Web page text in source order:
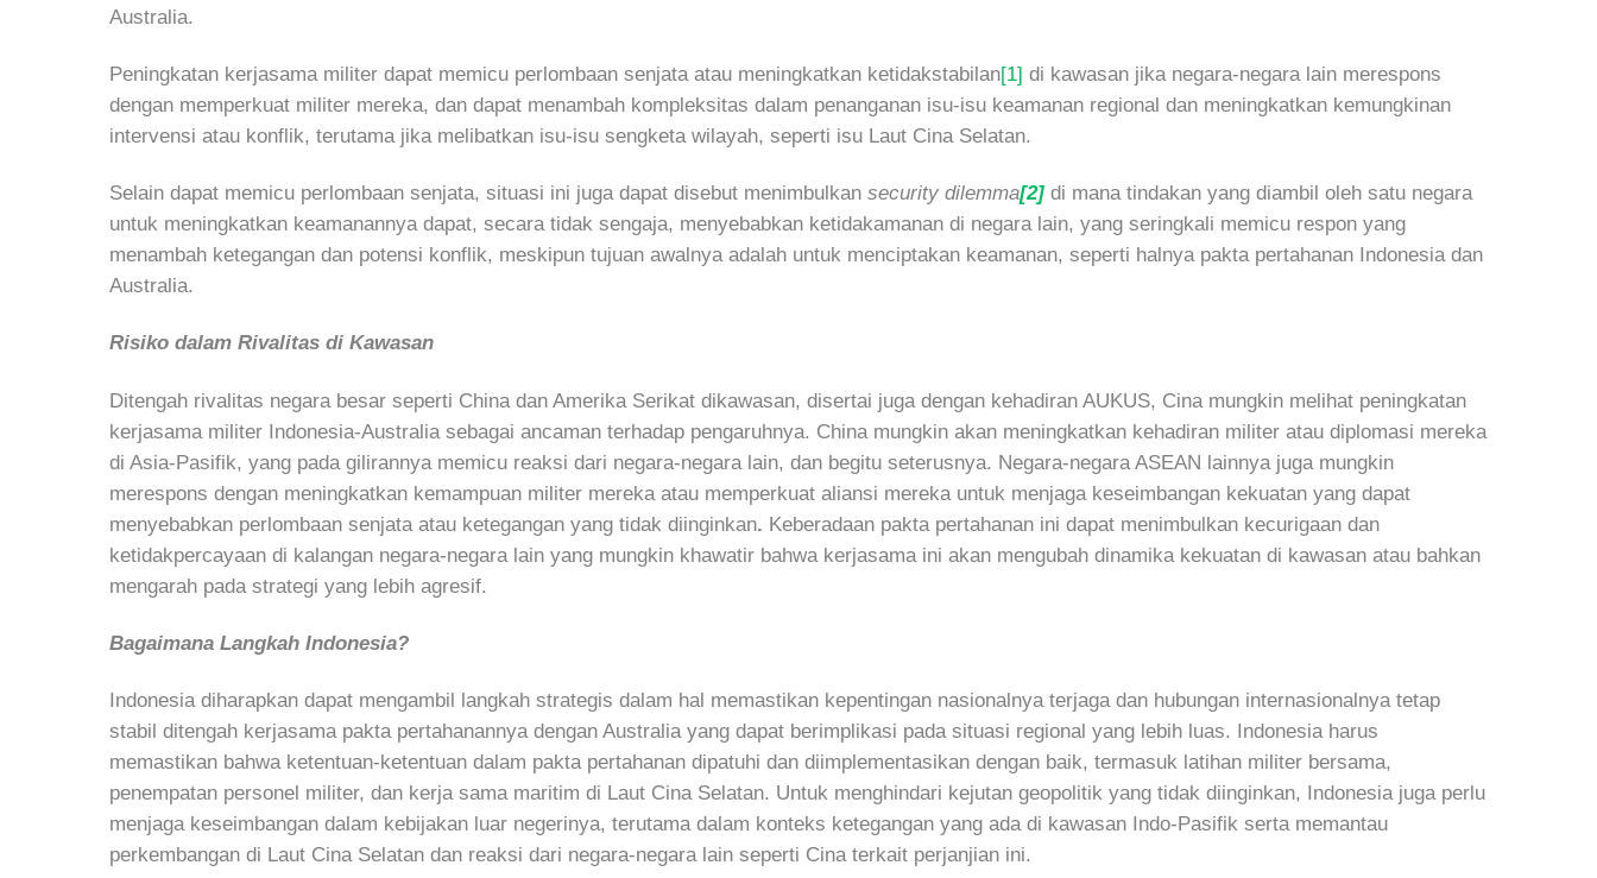
Australia.
Peningkatan kerjasama militer dapat memicu perlombaan senjata atau meningkatkan ketidakstabilan[1] di kawasan jika negara-negara lain merespons
dengan memperkuat militer mereka, dan dapat menambah kompleksitas dalam penanganan isu-isu keamanan regional dan meningkatkan kemungkinan
intervensi atau konflik, terutama jika melibatkan isu-isu sengketa wilayah, seperti isu Laut Cina Selatan.
Selain dapat memicu perlombaan senjata, situasi ini juga dapat disebut menimbulkan security dilemma[2] di mana tindakan yang diambil oleh satu negara
untuk meningkatkan keamanannya dapat, secara tidak sengaja, menyebabkan ketidakamanan di negara lain, yang seringkali memicu respon yang
menambah ketegangan dan potensi konflik, meskipun tujuan awalnya adalah untuk menciptakan keamanan, seperti halnya pakta pertahanan Indonesia dan
Australia.
Risiko dalam Rivalitas di Kawasan
Ditengah rivalitas negara besar seperti China dan Amerika Serikat dikawasan, disertai juga dengan kehadiran AUKUS, Cina mungkin melihat peningkatan
kerjasama militer Indonesia-Australia sebagai ancaman terhadap pengaruhnya. China mungkin akan meningkatkan kehadiran militer atau diplomasi mereka
di Asia-Pasifik, yang pada gilirannya memicu reaksi dari negara-negara lain, dan begitu seterusnya. Negara-negara ASEAN lainnya juga mungkin
merespons dengan meningkatkan kemampuan militer mereka atau memperkuat aliansi mereka untuk menjaga keseimbangan kekuatan yang dapat
menyebabkan perlombaan senjata atau ketegangan yang tidak diinginkan. Keberadaan pakta pertahanan ini dapat menimbulkan kecurigaan dan
ketidakpercayaan di kalangan negara-negara lain yang mungkin khawatir bahwa kerjasama ini akan mengubah dinamika kekuatan di kawasan atau bahkan
mengarah pada strategi yang lebih agresif.
Bagaimana Langkah Indonesia?
Indonesia diharapkan dapat mengambil langkah strategis dalam hal memastikan kepentingan nasionalnya terjaga dan hubungan internasionalnya tetap
stabil ditengah kerjasama pakta pertahanannya dengan Australia yang dapat berimplikasi pada situasi regional yang lebih luas. Indonesia harus
memastikan bahwa ketentuan-ketentuan dalam pakta pertahanan dipatuhi dan diimplementasikan dengan baik, termasuk latihan militer bersama,
penempatan personel militer, dan kerja sama maritim di Laut Cina Selatan. Untuk menghindari kejutan geopolitik yang tidak diinginkan, Indonesia juga perlu
menjaga keseimbangan dalam kebijakan luar negerinya, terutama dalam konteks ketegangan yang ada di kawasan Indo-Pasifik serta memantau
perkembangan di Laut Cina Selatan dan reaksi dari negara-negara lain seperti Cina terkait perjanjian ini.